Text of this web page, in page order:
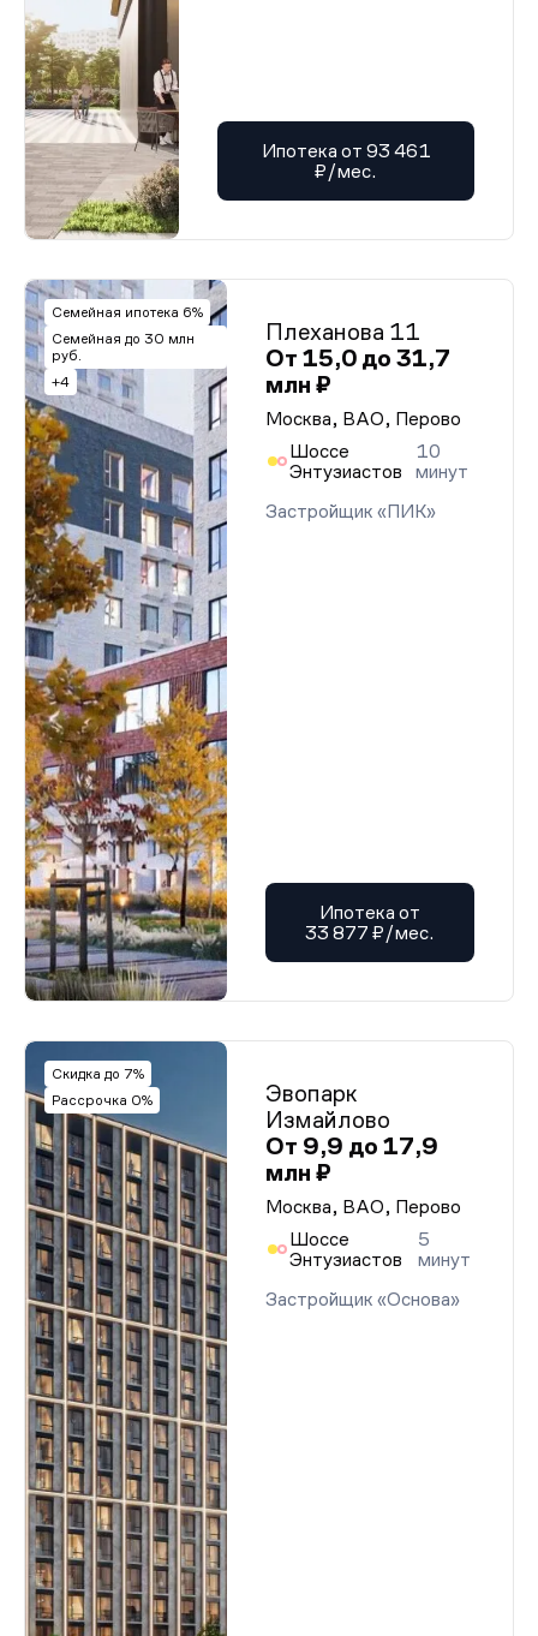
Ипотека от 93 461
₽/мес.
Семейная ипотека 6%
Семейная до 30 млн
руб.
+4
Плеханова 11
От 15,0 до 31,7
млн ₽
Москва, ВАО, Перово
Шоссе
Энтузиастов
10
минут
Застройщик «ПИК»
Ипотека от
33 877 ₽/мес.
Скидка до 7%
Рассрочка 0%
Эвопарк
Измайлово
От 9,9 до 17,9
млн ₽
Москва, ВАО, Перово
Шоссе
Энтузиастов
5
минут
Застройщик «Основа»